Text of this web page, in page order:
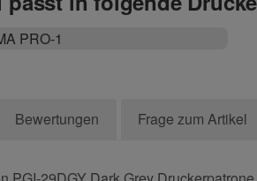
PRO-1
Bewertungen Frage zum Artikel